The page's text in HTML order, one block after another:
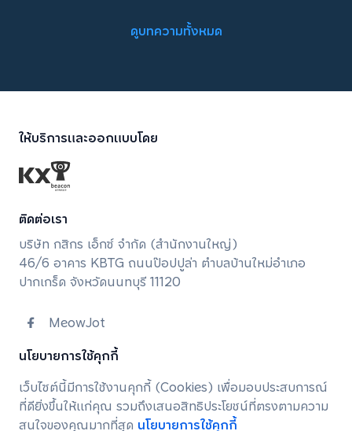
นโยบายการใช้คุกกี้
เว็บไซต์นี้มีการใช้งานคุกกี้ (Cookies) เพื่อมอบประสบการณ์
ที่ดียิ่งขึ้นให้แก่คุณ รวมถึงเสนอสิทธิประโยชน์ที่ตรงตามความ
สนใจของคุณมากที่สุด นโยบายการใช้คุกกี้
ดูบทความทั้งหมด
ให้บริการและออกแบบโดย
ติดต่อเรา
บริษัท กสิกร เอ็กซ์ จํากัด (สํานักงานใหญ่)
46/6 อาคาร KBTG ถนนป๊อปปูล่า ตำบลบ้านใหม่อำเภอ
ปากเกร็ด จังหวัดนนทบุรี 11120
MeowJot
meowjot.support@kbtg.tech
นโยบายการคุ้มครองข้อมูลส่วนบุคคล
นโยบายการใช้คุกกี้